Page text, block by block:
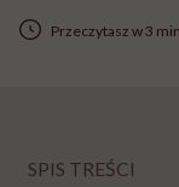
Przeczytasz w 3 min
SPIS TREŚCI